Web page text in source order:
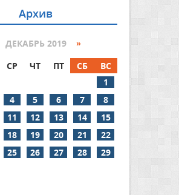
Архив
ДЕКАБРЬ 2019 »
СР ЧТ ПТ СБ
ВС
1
4 5 6 7
8
11 12 13 14
15
18 19 20 21
22
25 26 27 28
29